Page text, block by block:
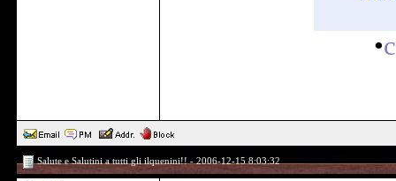
•
Salute e Salutini a tutti gli ilquenini!! - 2006-12-15 8:03:32